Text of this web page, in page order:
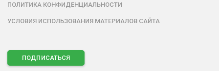
ПОЛИТИКА КОНФИДЕНЦИАЛЬНОСТИ
УСЛОВИЯ ИСПОЛЬЗОВАНИЯ МАТЕРИАЛОВ САЙТА
ПОДПИСАТЬСЯ